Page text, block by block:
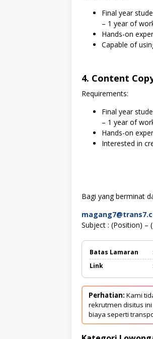
⁠Final year
– 1 year of
Hands-on
Capable of
4. Content
Requirements:
⁠Final year
– 1 year of
Hands-on
Interested in
Bagi yang berminat
Subject : (Position) –
Batas Lamaran
Link
Perhatian: Kami
rekrutmen disitus
biaya seperti